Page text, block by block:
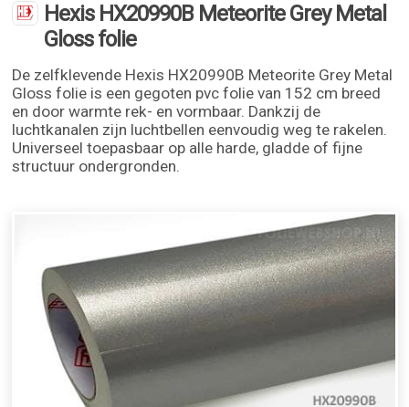
Hexis HX20990B Meteorite Grey Metal
Gloss folie
De zelfklevende Hexis HX20990B Meteorite Grey Metal
Gloss folie is een gegoten pvc folie van 152 cm breed
en door warmte rek- en vormbaar. Dankzij de
luchtkanalen zijn luchtbellen eenvoudig weg te rakelen.
Universeel toepasbaar op alle harde, gladde of fijne
structuur ondergronden.